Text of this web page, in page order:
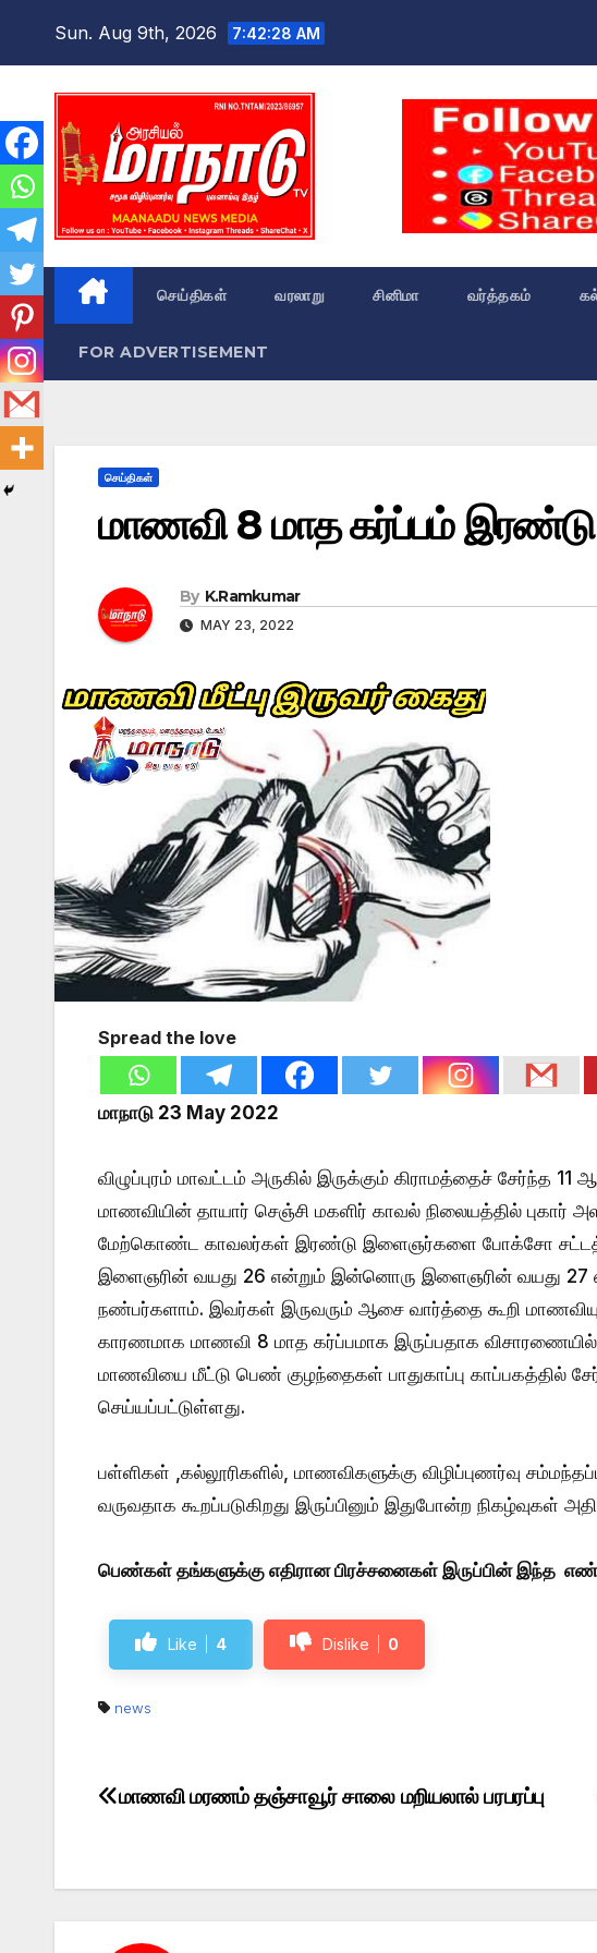
Sun. Aug 9th, 2026 7:42:29 AM
செய்திகள் வரலாறு சினிமா வர்த்தகம்
FOR ADVERTISEMENT
செய்திகள்
மாணவி 8 மாத கர்ப்பம்
By K.Ramkumar
MAY 23, 2022
Spread the love
மாநாடு 23 May 2022
விழுப்புரம் மாவட்டம் அருகில் இருக்கும் கிராமத்தைச் சேர்ந்த 11
மாணவியின் தாயார் செஞ்சி மகளிர் காவல் நிலையத்தில் புகார்
மேற்கொண்ட காவலர்கள் இரண்டு இளைஞர்களை போக்சோ
இளைஞரின் வயது 26 என்றும் இன்னொரு இளைஞரின் வயது 27
நண்பர்களாம். இவர்கள் இருவரும் ஆசை வார்த்தை கூறி
காரணமாக மாணவி 8 மாத கர்ப்பமாக இருப்பதாக விசாரணையில்
மாணவியை மீட்டு பெண் குழந்தைகள் பாதுகாப்பு காப்பகத்தில்
செய்யப்பட்டுள்ளது.
பள்ளிகள் ,கல்லூரிகளில், மாணவிகளுக்கு விழிப்புணர்வு
வருவதாக கூறப்படுகிறது இருப்பினும் இதுபோன்ற நிகழ்வுகள்
பெண்கள் தங்களுக்கு எதிரான பிரச்சனைகள் இருப்பின் இந்த
Like 4 Dislike 0
news
Post
மாணவி மரணம் தஞ்சாவூர் சாலை மறியலால் பரபரப்பு